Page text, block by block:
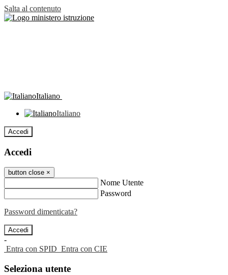
Salta al contenuto
Italiano
Italiano
Accedi
Accedi
button close ×
Nome Utente
Password
Password dimenticata?
-
Entra con SPID Entra con CIE
Seleziona utente